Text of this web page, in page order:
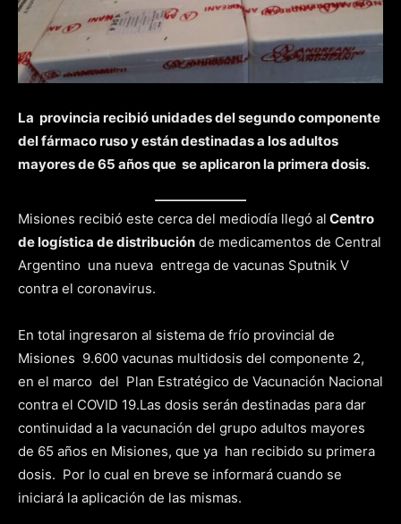
La provincia recibió unidades del segundo componente
del fármaco ruso y están destinadas a los adultos
mayores de 65 años que se aplicaron la primera dosis.
Misiones recibió este cerca del mediodía llegó al Centro
de logística de distribución de medicamentos de Central
Argentino una nueva entrega de vacunas Sputnik V
contra el coronavirus.
En total ingresaron al sistema de frío provincial de
Misiones 9.600 vacunas multidosis del componente 2,
en el marco del Plan Estratégico de Vacunación Nacional
contra el COVID 19.Las dosis serán destinadas para dar
continuidad a la vacunación del grupo adultos mayores
de 65 años en Misiones, que ya han recibido su primera
dosis. Por lo cual en breve se informará cuando se
iniciará la aplicación de las mismas.